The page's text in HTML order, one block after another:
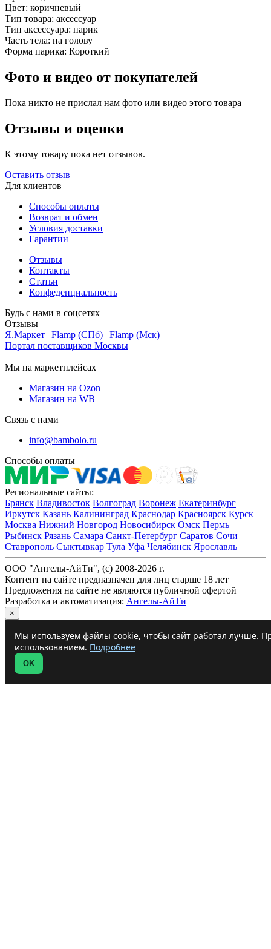
Цвет: коричневый
Тип товара: аксессуар
Тип аксессуара: парик
Часть тела: на голову
Форма парика: Короткий
Фото и видео от покупателей
Пока никто не прислал нам фото или видео этого товара
Отзывы и оценки
К этому товару пока нет отзывов.
Оставить отзыв
Для клиентов
Способы оплаты
Возврат и обмен
Условия доставки
Гарантии
Отзывы
Контакты
Статьи
Конфеденциальность
Будь с нами в соцсетях
Отзывы
Я.Маркет | Flamp (СПб) | Flamp (Мск)
Портал поставщиков Москвы
Мы на маркетплейсах
Магазин на Ozon
Магазин на WB
Связь с нами
info@bambolo.ru
Способы оплаты
Региональные сайты:
Брянск Владивосток Волгоград Воронеж Екатеринбург
Иркутск Казань Калининград Краснодар Красноярск Курск
Москва Нижний Новгород Новосибирск Омск Пермь
Рыбинск Рязань Самара Санкт-Петербург Саратов Сочи
Ставрополь Сыктывкар Тула Уфа Челябинск Ярославль
ООО "Ангелы-АйТи", (c) 2008-2026 г.
Контент на сайте предназначен для лиц старше 18 лет
Предложения на сайте не являются публичной офертой
Разработка и автоматизация: Ангелы-АйТи
×
Мы используем файлы cookie, чтобы сайт работал лучше.
использованием. Подробнее
OK